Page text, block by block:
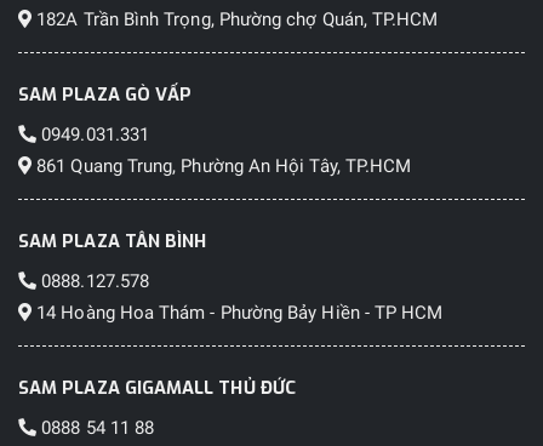
182A Trần Bình Trọng, Phường chợ Quán, TP.HCM
SAM PLAZA GÒ VẤP
0949.031.331
861 Quang Trung, Phường An Hội Tây, TP.HCM
SAM PLAZA TÂN BÌNH
0888.127.578
14 Hoàng Hoa Thám - Phường Bảy Hiền - TP HCM
SAM PLAZA GIGAMALL THỦ ĐỨC
0888 54 11 88